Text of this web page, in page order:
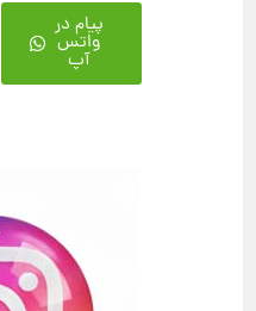
پیام در
واتس
آپ